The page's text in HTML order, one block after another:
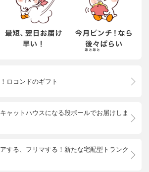
ロコンドのギフト
ャットハウスになる段ボールでお届けしま
する、フリマする！新たな宅配型トランク